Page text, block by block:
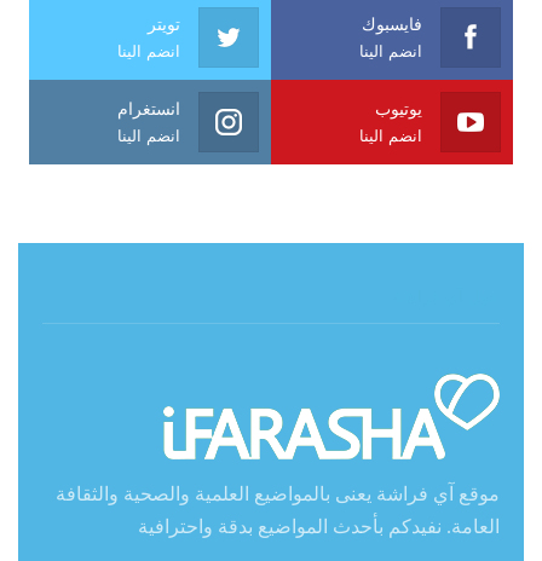
فايسبوك
انضم الينا
تويتر
انضم الينا
يوتيوب
انضم الينا
انستغرام
انضم الينا
موقع آي فراشة يعنى بالمواضيع العلمية والصحية والثقافة
العامة. نفيدكم بأحدث المواضيع بدقة واحترافية